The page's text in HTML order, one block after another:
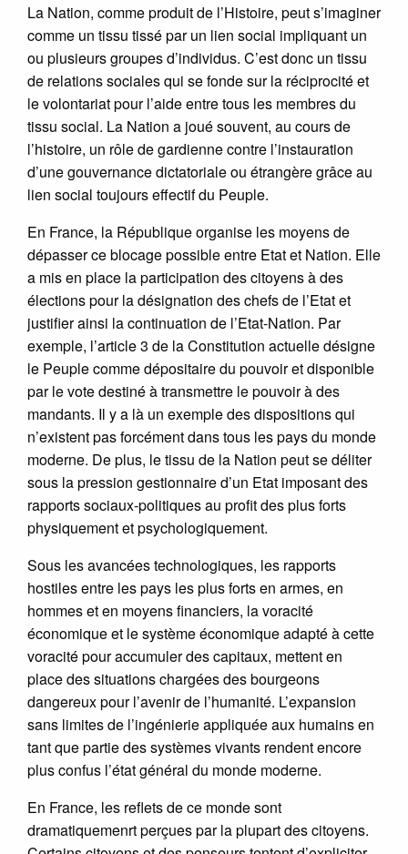
La Nation, comme produit de l’Histoire, peut s’imaginer
comme un tissu tissé par un lien social impliquant un
ou plusieurs groupes d’individus. C’est donc un tissu
de relations sociales qui se fonde sur la réciprocité et
le volontariat pour l’aide entre tous les membres du
tissu social. La Nation a joué souvent, au cours de
l’histoire, un rôle de gardienne contre l’instauration
d’une gouvernance dictatoriale ou étrangère grâce au
lien social toujours effectif du Peuple.
En France, la République organise les moyens de
dépasser ce blocage possible entre Etat et Nation. Elle
a mis en place la participation des citoyens à des
élections pour la désignation des chefs de l’Etat et
justifier ainsi la continuation de l’Etat-Nation. Par
exemple, l’article 3 de la Constitution actuelle désigne
le Peuple comme dépositaire du pouvoir et disponible
par le vote destiné à transmettre le pouvoir à des
mandants. Il y a là un exemple des dispositions qui
n’existent pas forcément dans tous les pays du monde
moderne. De plus, le tissu de la Nation peut se déliter
sous la pression gestionnaire d’un Etat imposant des
rapports sociaux-politiques au profit des plus forts
physiquement et psychologiquement.
Sous les avancées technologiques, les rapports
hostiles entre les pays les plus forts en armes, en
hommes et en moyens financiers, la voracité
économique et le système économique adapté à cette
voracité pour accumuler des capitaux, mettent en
place des situations chargées des bourgeons
dangereux pour l’avenir de l’humanité. L’expansion
sans limites de l’ingénierie appliquée aux humains en
tant que partie des systèmes vivants rendent encore
plus confus l’état général du monde moderne.
En France, les reflets de ce monde sont
dramatiquemenrt perçues par la plupart des citoyens.